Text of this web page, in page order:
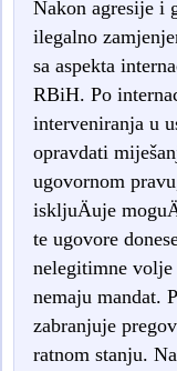
Nakon agresije i
ilegalno
sa aspekta
RBiH. Po
interveniranja u
opravdati
ugovornom
iskljuÄuje
te ugovore
nelegitimne volje
nemaju mandat.
zabranjuje
ratnom stanju.